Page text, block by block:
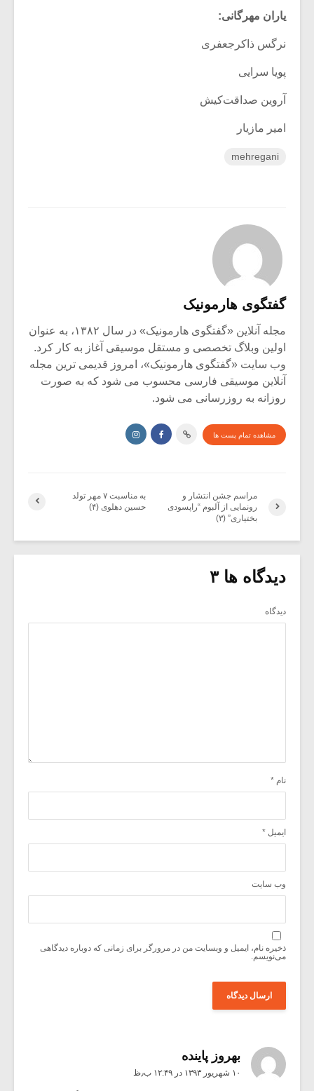
یاران مهرگانی:
نرگس ذاکرجعفری
پویا سرایی
آروین صداقت‌کیش
امیر مازیار
mehregani
گفتگوی هارمونیک
مجله آنلاین «گفتگوی هارمونیک» در سال ۱۳۸۲، به عنوان
اولین وبلاگ تخصصی و مستقل موسیقی آغاز به کار کرد.
وب سایت «گفتگوی هارمونیک»، امروز قدیمی ترین مجله
آنلاین موسیقی فارسی محسوب می شود که به صورت
روزانه به روزرسانی می شود.
مشاهده تمام پست ها
به مناسبت ۷ مهر تولد
حسین دهلوی (۴)
مراسم جشن انتشار و
رونمایی از آلبوم “راپسودی
بختیاری” (۳)
دیدگاه ها ۳
دیدگاه
نام *
ایمیل *
وب‌ سایت
ذخیره نام، ایمیل و وبسایت من در مرورگر برای زمانی که دوباره دیدگاهی
می‌نویسم.
بهروز پاينده
۱۰ شهریور ۱۳۹۳ در ۱۲:۴۹ ب٫ظ